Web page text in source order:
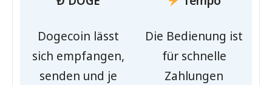
Dogecoin lässt
sich empfangen,
senden und je
Die Bedienung ist
für schnelle
Zahlungen